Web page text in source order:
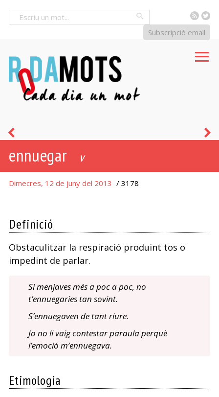
RSS
Subscripció email
ennuegar v
Dimecres, 12 de juny del 2013 / 3178
Definició
Obstaculitzar la respiració produint tos o
impedint de parlar.
Si menjaves més a poc a poc, no
t’ennuegaries tan sovint.
S’ennuegaven de tant riure.
Jo no li vaig contestar paraula perquè
l’emoció m’ennuegava.
Etimologia
baboiada
a